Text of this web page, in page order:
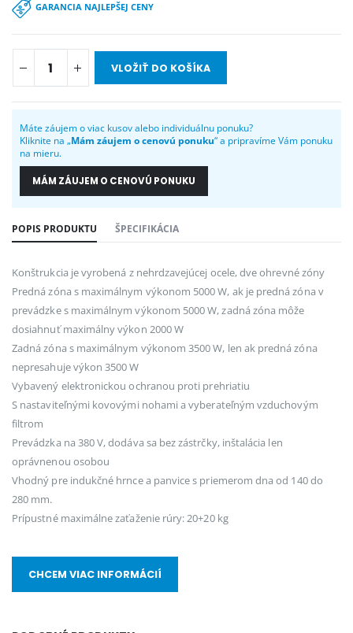
GARANCIA NAJLEPŠEJ CENY
VLOŽIŤ DO KOŠÍKA
Máte záujem o viac kusov alebo individuálnu ponuku?
Kliknite na „Mám záujem o cenovú ponuku“ a pripravíme Vám ponuku
na mieru.
MÁM ZÁUJEM O CENOVÚ PONUKU
POPIS PRODUKTU ŠPECIFIKÁCIA
Konštrukcia je vyrobená z nehrdzavejúcej ocele, dve ohrevné zóny
Predná zóna s maximálnym výkonom 5000 W, ak je predná zóna v
prevádzke s maximálnym výkonom 5000 W, zadná zóna môže
dosiahnuť maximálny výkon 2000 W
Zadná zóna s maximálnym výkonom 3500 W, len ak predná zóna
nepresahuje výkon 3500 W
Vybavený elektronickou ochranou proti prehriatiu
S nastaviteľnými kovovými nohami a vyberateľným vzduchovým
filtrom
Prevádzka na 380 V, dodáva sa bez zástrčky, inštalácia len
oprávnenou osobou
Vhodný pre indukčné hrnce a panvice s priemerom dna od 140 do
280 mm.
Prípustné maximálne zaťaženie rúry: 20+20 kg
CHCEM VIAC INFORMÁCIÍ